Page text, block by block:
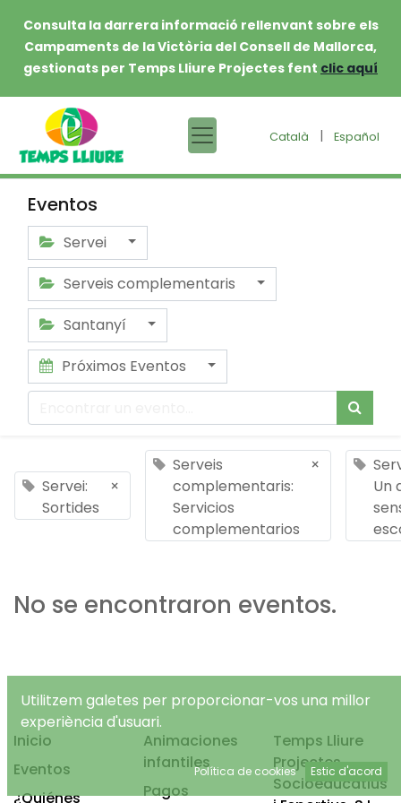
Consulta la darrera informació rellenvant sobre els
Campaments de la Victòria del Consell de Mallorca,
gestionats per Temps Lliure Projectes fent clic aquí
Català | Español
Eventos
Servei
Serveis complementaris
Santanyí
Próximos Eventos
Servei:
Sortides
×
Serveis
complementaris:
Servicios
complementarios
×
Un
No se encontraron eventos.
Inicio
Eventos
¿Quiénes
Animaciones
infantiles
Pagos
Temps Lliure
Projectes
Socioeducatius
Utilitzem galetes per proporcionar-vos una millor
experiència d'usuari.
Política de cookies Estic d'acord